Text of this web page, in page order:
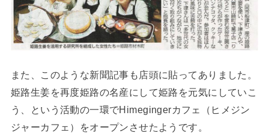
また、このような新聞記事も店頭に貼ってありました。
姫路生姜を再度姫路の名産にして姫路を元気にしていこ
う、という活動の一環でHimegingerカフェ（ヒメジン
ジャーカフェ）をオープンさせたようです。